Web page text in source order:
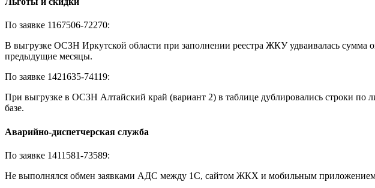
По заявке 1167506-72270:
В выгрузке ОСЗН Иркутской области при заполнении реестра ЖКУ удваивалась сумма
предыдущие месяцы.
По заявке 1421635-74119:
При выгрузке в ОСЗН Алтайский край (вариант 2) в таблице дублировались строки по
базе.
Аварийно-диспетчерская служба
По заявке 1411581-73589:
Не выполнялся обмен заявками АДС между 1С, сайтом ЖКХ и мобильным приложением